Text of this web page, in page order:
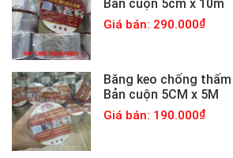
Bản cuộn 5cm x 10m
Giá bán: 290.000
Băng keo chống
Bản cuộn 5CM x 5M
Giá bán: 190.000